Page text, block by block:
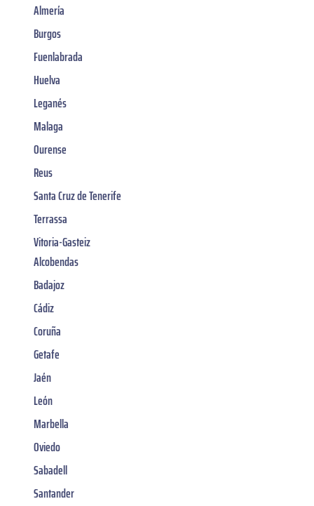
Almería
Burgos
Fuenlabrada
Huelva
Leganés
Malaga
Ourense
Reus
Santa Cruz de Tenerife
Terrassa
Vitoria-Gasteiz
Alcobendas
Badajoz
Cádiz
Coruña
Getafe
Jaén
León
Marbella
Oviedo
Sabadell
Santander